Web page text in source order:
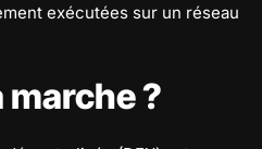
exécutées sur un réseau
marche ?